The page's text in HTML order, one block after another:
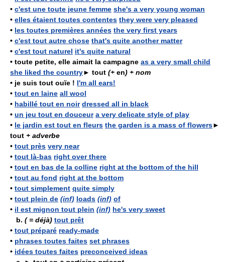
• c'est une toute jeune femme she's a very young woman
• elles étaient toutes contentes they were very pleased
• les toutes premières années the very first years
• c'est tout autre chose that's quite another matter
• c'est tout naturel it's quite natural
• toute petite, elle aimait la campagne as a very small child
she liked the country► tout (+ en) + nom
• je suis tout ouïe ! I'm all ears!
• tout en laine all wool
• habillé tout en noir dressed all in black
• un jeu tout en douceur a very delicate style of play
• le jardin est tout en fleurs the garden is a mass of flowers►
tout + adverbe
• tout près very near
• tout là-bas right over there
• tout en bas de la colline right at the bottom of the hill
• tout au fond right at the bottom
• tout simplement quite simply
• tout plein de (inf) loads (inf) of
• il est mignon tout plein (inf) he's very sweet
b. ( = déjà) tout prêt
• tout préparé ready-made
• phrases toutes faites set phrases
• idées toutes faites preconceived ideas